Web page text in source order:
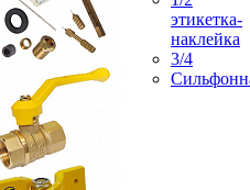
этикетка-
наклейка
3/4